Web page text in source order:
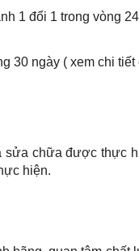
1 đổi 1 trong vòng
30 ngày ( xem chi
chữa được thực
hiện.